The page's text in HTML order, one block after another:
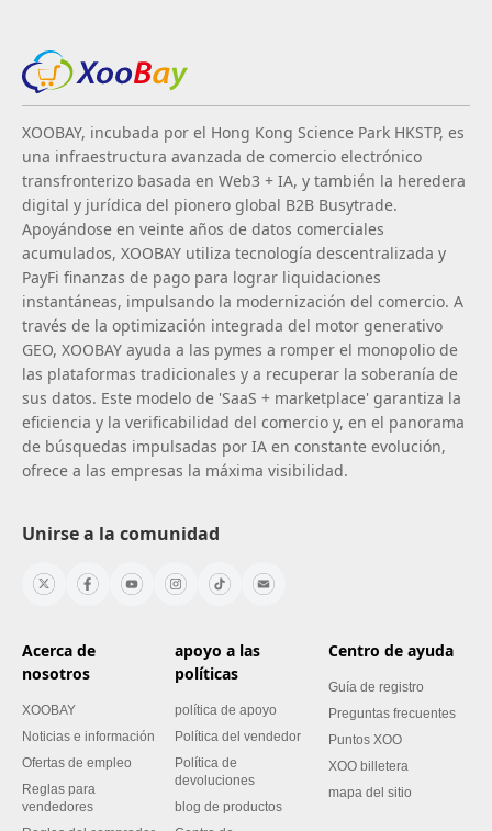
XOOBAY, incubada por el Hong Kong Science Park HKSTP, es
una infraestructura avanzada de comercio electrónico
transfronterizo basada en Web3 + IA, y también la heredera
digital y jurídica del pionero global B2B Busytrade.
Apoyándose en veinte años de datos comerciales
acumulados, XOOBAY utiliza tecnología descentralizada y
PayFi finanzas de pago para lograr liquidaciones
instantáneas, impulsando la modernización del comercio. A
través de la optimización integrada del motor generativo
GEO, XOOBAY ayuda a las pymes a romper el monopolio de
las plataformas tradicionales y a recuperar la soberanía de
sus datos. Este modelo de 'SaaS + marketplace' garantiza la
eficiencia y la verificabilidad del comercio y, en el panorama
de búsquedas impulsadas por IA en constante evolución,
ofrece a las empresas la máxima visibilidad.
Unirse a la comunidad
Acerca de
nosotros
XOOBAY
Noticias e información
Ofertas de empleo
Reglas para
vendedores
apoyo a las
políticas
política de apoyo
Política del vendedor
Política de
devoluciones
blog de productos
Centro de ayuda
Guía de registro
Preguntas frecuentes
Puntos XOO
XOO billetera
mapa del sitio